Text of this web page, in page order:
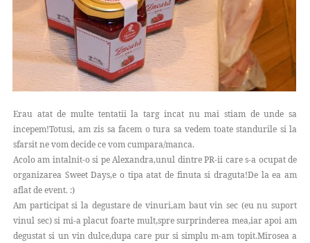
Erau atat de multe tentatii la targ incat nu mai stiam de unde sa
incepem!Totusi, am zis sa facem o tura sa vedem toate standurile si la
sfarsit ne vom decide ce vom cumpara/manca.
Acolo am intalnit-o si pe Alexandra,unul dintre PR-ii care s-a ocupat de
organizarea Sweet Days,e o tipa atat de finuta si draguta!De la ea am
aflat de event. :)
Am participat si la degustare de vinuri,am baut vin sec (eu nu suport
vinul sec) si mi-a placut foarte mult,spre surprinderea mea,iar apoi am
degustat si un vin dulce,dupa care pur si simplu m-am topit.Mirosea a